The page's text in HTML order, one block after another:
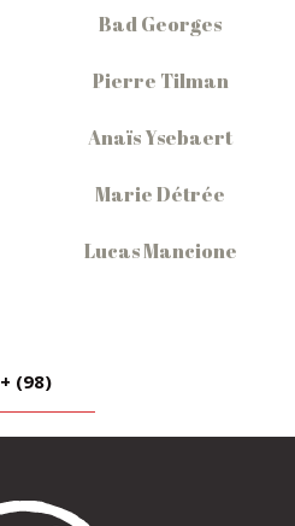
Bad Georges
Pierre Tilman
Anaïs Ysebaert
Marie Détrée
Lucas Mancione
+ (98)